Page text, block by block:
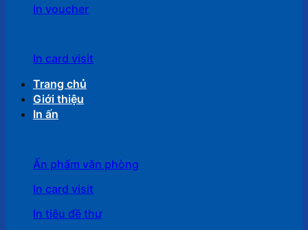
In voucher
In card visit
Trang chủ
Giới thiệu
In ấn
Ấn phẩm văn phòng
In card visit
In tiêu đề thư